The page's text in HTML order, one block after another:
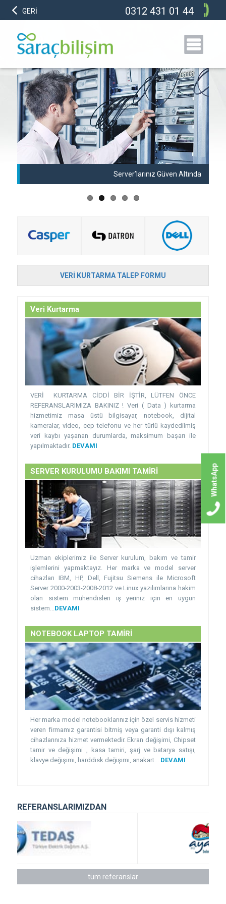
GERİ 0312 431 01 44
Server’larınız Güven Altında
VERI KURTARMA TALEP FORMU
Veri Kurtarma
VERİ KURTARMA CİDDİ BİR İŞTİR, LÜTFEN ÖNCE
REFERANSLARIMIZA BAKINIZ ! Veri ( Data ) kurtarma
hizmetimiz masa üstü bilgisayar, notebook, dijital
kameralar, video, cep telefonu ve her türlü kaydedilmiş
veri kaybı yaşanan durumlarda, maksimum başarı ile
yapılmaktadır. DEVAMI
SERVER KURULUMU BAKIMI TAMİRİ
Uzman ekiplerimiz ile Server kurulum, bakım ve tamir
işlemlerini yapmaktayız. Her marka ve model server
cihazları IBM, HP, Dell, Fujitsu Siemens ile Microsoft
Server 2000-2003-2008-2012 ve Linux yazılımlarına hakim
olan sistem mühendisleri iş yeriniz için en uygun
sistem... DEVAMI
NOTEBOOK LAPTOP TAMİRİ
Her marka model notebooklarınız için özel servis hizmeti
veren firmamız garantisi bitmiş veya garanti dışı kalmış
cihazlarınıza hizmet vermektedir. Ekran değişimi, Chipset
tamir ve değişimi , kasa tamiri, şarj ve batarya satışı,
klavye değişimi, harddisk değişimi, anakart... DEVAMI
REFERANSLARIMIZDAN
tüm referanslar
WhatsApp